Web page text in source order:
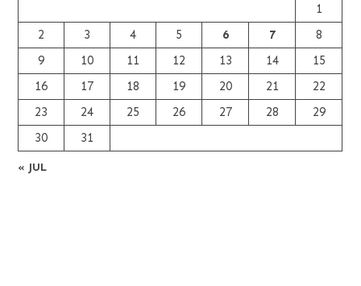
1
2
3 4 5 6 7
8
9
10 11 12 13 14
15
16
17 18 19 20 21
22
23
24 25 26 27 28
29
30
31
« JUL